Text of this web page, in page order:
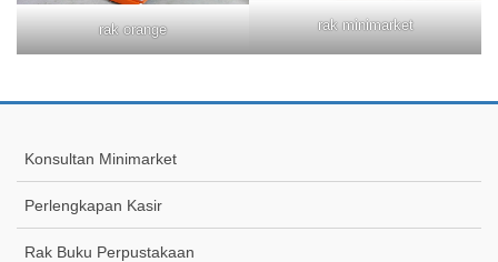
rak orange rak minimarket
Konsultan Minimarket
Perlengkapan Kasir
Rak Buku Perpustakaan